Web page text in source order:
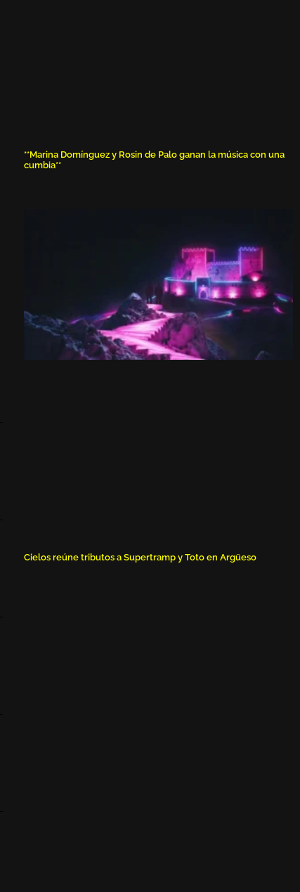
**Marina Domínguez y Rosin de Palo ganan la música con una
cumbia**
Cielos reúne tributos a Supertramp y Toto en Argüeso